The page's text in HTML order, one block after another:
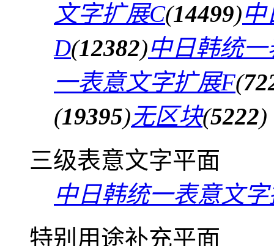
文字扩展C(14499)
D(12382)中日韩统
一表意文字扩展F(
(19395)无区块(5222)
三级表意文字平面
中日韩统一表意文
特别用途补充平面